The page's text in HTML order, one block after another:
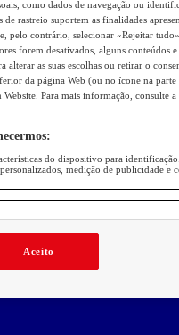
como dados de navegação ou
rastreio suportem as finalidades
pelo contrário, selecionar «Rejeitar
forem desativados, alguns conteúdos
alterar as suas escolhas ou retirar o
da página Web (ou no ícone na
Para mais informação, consulte
do dispositivo para
medição de publicidade e
Aceito